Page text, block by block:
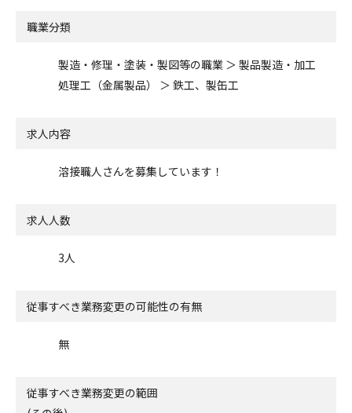
職業分類
製造・修理・塗装・製図等の職業 ＞ 製品製造・加工
処理工（金属製品） ＞ 鉄工、製缶工
求人内容
溶接職人さんを募集しています！
求人人数
3人
従事すべき業務変更の可能性の有無
無
従事すべき業務変更の範囲